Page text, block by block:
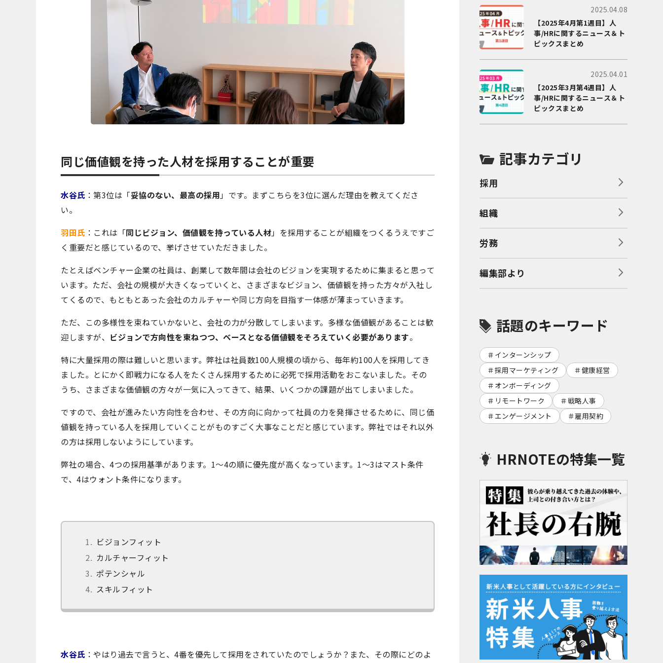
同じ価値観を持った人材を採用することが重要
水谷氏 ：第3位は「妥協のない、最高の採用」です。まずこちらを3位に選んだ理由を教えてくださ
い。
羽田氏 ：これは「同じビジョン、価値観を持っている人材」を採用することが組織をつくるうえですご
く重要だと感じているので、挙げさせていただきました。
たとえばベンチャー企業の社員は、創業して数年間は会社のビジョンを実現するために集まると思って
います。ただ、会社の規模が大きくなっていくと、さまざまなビジョン、価値観を持った方々が入社し
てくるので、もともとあった会社のカルチャーや同じ方向を目指す一体感が薄まっていきます。
ただ、この多様性を束ねていかないと、会社の力が分散してしまいます。多様な価値観があることは歓
迎しますが、 ビジョンで方向性を束ねつつ、ベースとなる価値観をそろえていく必要があります。
特に大量採用の際は難しいと思います。弊社は社員数100人規模の頃から、毎年約100人を採用してき
ました。とにかく即戦力になる人をたくさん採用するために必死で採用活動をおこないました。その
うち、さまざまな価値観の方々が一気に入ってきて、結果、いくつかの課題が出てしまいました。
ですので、会社が進みたい方向性を合わせ、その方向に向かって社員の力を発揮させるために、同じ価
値観を持っている人を採用していくことがものすごく大事なことだと感じています。弊社ではそれ以外
の方は採用しないようにしています。
弊社の場合、4つの採用基準があります。1～4の順に優先度が高くなっています。1～3はマスト条件
で、4はウォント条件になります。
ビジョンフィット
カルチャーフィット
ポテンシャル
スキルフィット
水谷氏 ：やはり過去で言うと、4番を優先して採用をされていたのでしょうか？また、その際にどのよ
2025.04.08
【2025年4月第1週目】人
事/HRに関するニュース＆ト
ピックスまとめ
2025.04.01
【2025年3月第4週目】人
事/HRに関するニュース＆ト
ピックスまとめ
記事カテゴリ
採用
組織
労務
編集部より
話題のキーワード
インターンシップ
採用マーケティング
健康経営
オンボーディング
リモートワーク
戦略人事
エンゲージメント
雇用契約
HRNOTEの特集一覧